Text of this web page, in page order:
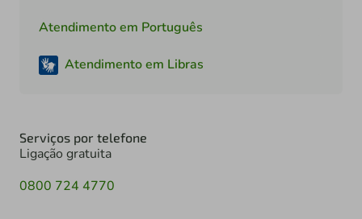
Atendimento em Português
Atendimento em Libras
Serviços por telefone
Ligação gratuita
0800 724 4770